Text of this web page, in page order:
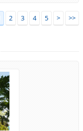
2 3 4 5 > >>